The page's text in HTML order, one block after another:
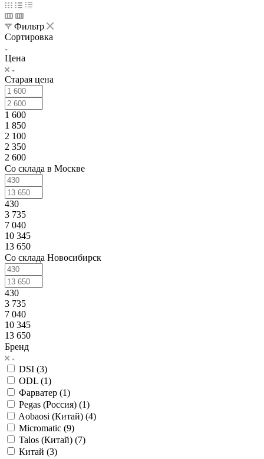
Фильтр
Сортировка
Цена
Старая цена
1 600
1 850
2 100
2 350
2 600
Со склада в Москве
430
3 735
7 040
10 345
13 650
Со склада Новосибирск
430
3 735
7 040
10 345
13 650
Бренд
DSI (3)
ODL (1)
Фарватер (1)
Pegas (Россия) (1)
Aobaosi (Китай) (4)
Micromatic (9)
Talos (Китай) (7)
Китай (3)